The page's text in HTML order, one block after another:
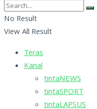
No Result
View All Result
Teras
Kanal
tintaNEWS
tintaSPORT
tintaLAPSUS